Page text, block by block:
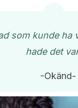
som kunde ha
hade det
-Okänd-